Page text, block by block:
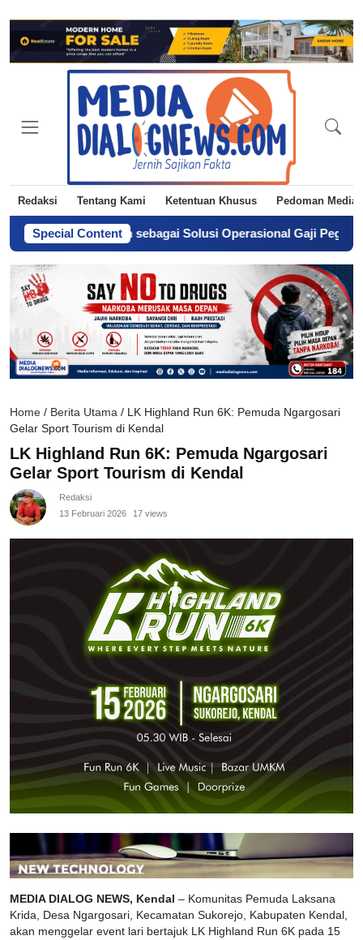
Redaksi Tentang Kami Ketentuan Khusus Pedoman Media
Special Content
Langkah sebagai Solusi Operasional Gaji Pegawai Pemda
Home / Berita Utama / LK Highland Run 6K: Pemuda Ngargosari
Gelar Sport Tourism di Kendal
LK Highland Run 6K: Pemuda Ngargosari
Gelar Sport Tourism di Kendal
Redaksi
13 Februari 2026
17 views
MEDIA DIALOG NEWS, Kendal – Komunitas Pemuda Laksana
Krida, Desa Ngargosari, Kecamatan Sukorejo, Kabupaten Kendal,
akan menggelar event lari bertajuk LK Highland Run 6K pada 15